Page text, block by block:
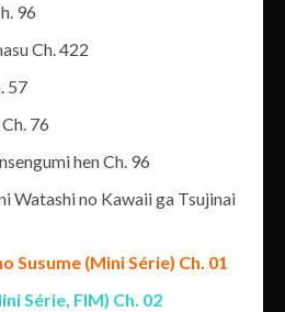
96
Ch. 422
57
76
hen Ch. 96
Watashi no Kawaii ga Tsujinai
Susume (Mini Série) Ch. 01
Série, FIM) Ch. 02